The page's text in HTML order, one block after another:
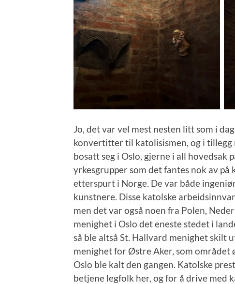
Jo, det var vel mest nesten litt som i
konvertitter til katolisismen, og i
bosatt seg i Oslo, gjerne i all hovedsak
yrkesgrupper som det fantes nok av
etterspurt i Norge. De var både
kunstnere. Disse katolske
men det var også noen fra Polen,
menighet i Oslo det eneste stedet i
så ble altså St. Hallvard menighet skilt
menighet for Østre Aker, som området
Oslo ble kalt den gangen. Katolske
betjene legfolk her, og for å drive med